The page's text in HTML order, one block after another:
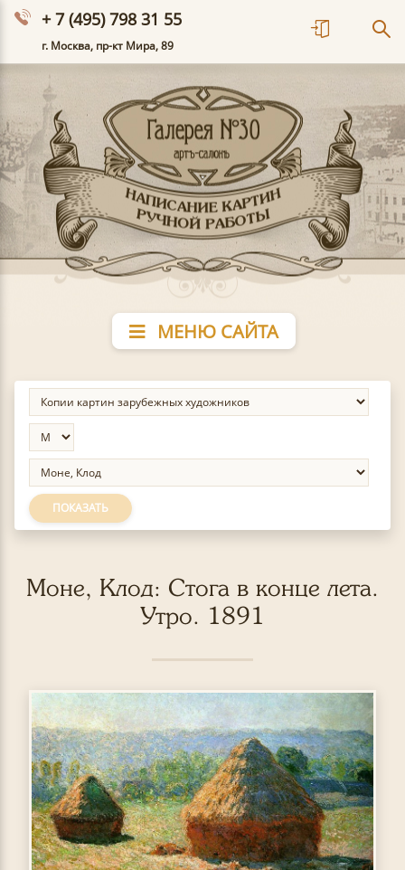
+ 7 (495) 798 31 55
г. Москва, пр-кт Мира, 89
МЕНЮ САЙТА
ПОКАЗАТЬ
Моне, Клод: Стога в конце лета.
Утро. 1891